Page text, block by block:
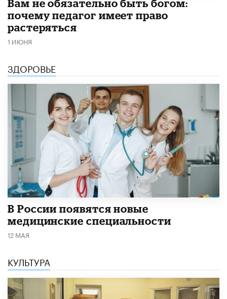
​Вам не обязательно быть богом:
почему педагог имеет право
растеряться
1 ИЮНЯ
ЗДОРОВЬЕ
В России появятся новые
медицинские специальности
12 МАЯ
КУЛЬТУРА